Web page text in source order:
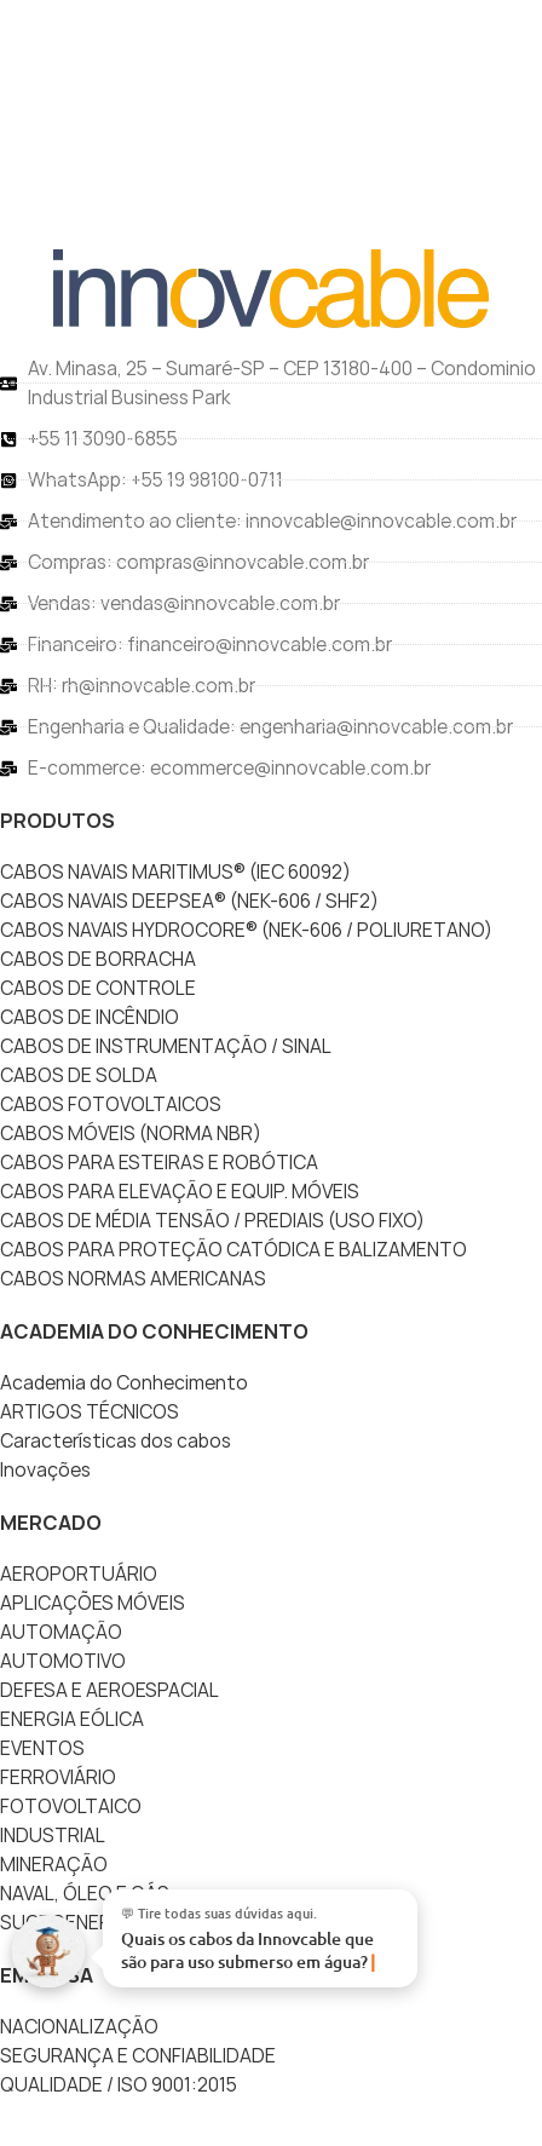
💬 Tire todas suas dúvidas aqui.
Quais os cabos da Innovcable que
são para uso submerso em água?
Av. Minasa, 25 – Sumaré-SP – CEP 13180-400 – Condominio
Industrial Business Park
+55 11 3090-6855
WhatsApp: +55 19 98100-0711
Atendimento ao cliente: innovcable@innovcable.com.br
Compras: compras@innovcable.com.br
Vendas: vendas@innovcable.com.br
Financeiro: financeiro@innovcable.com.br
RH: rh@innovcable.com.br
Engenharia e Qualidade: engenharia@innovcable.com.br
E-commerce: ecommerce@innovcable.com.br
PRODUTOS
CABOS NAVAIS MARITIMUS® (IEC 60092)
CABOS NAVAIS DEEPSEA® (NEK-606 / SHF2)
CABOS NAVAIS HYDROCORE® (NEK-606 / POLIURETANO)
CABOS DE BORRACHA
CABOS DE CONTROLE
CABOS DE INCÊNDIO
CABOS DE INSTRUMENTAÇÃO / SINAL
CABOS DE SOLDA
CABOS FOTOVOLTAICOS
CABOS MÓVEIS (NORMA NBR)
CABOS PARA ESTEIRAS E ROBÓTICA
CABOS PARA ELEVAÇÃO E EQUIP. MÓVEIS
CABOS DE MÉDIA TENSÃO / PREDIAIS (USO FIXO)
CABOS PARA PROTEÇÃO CATÓDICA E BALIZAMENTO
CABOS NORMAS AMERICANAS
ACADEMIA DO CONHECIMENTO
Academia do Conhecimento
ARTIGOS TÉCNICOS
Características dos cabos
Inovações
MERCADO
AEROPORTUÁRIO
APLICAÇÕES MÓVEIS
AUTOMAÇÃO
AUTOMOTIVO
DEFESA E AEROESPACIAL
ENERGIA EÓLICA
EVENTOS
FERROVIÁRIO
FOTOVOLTAICO
INDUSTRIAL
MINERAÇÃO
NAVAL, ÓLEO E GÁS
SUCROENERGÉTICO
EMPRESA
NACIONALIZAÇÃO
SEGURANÇA E CONFIABILIDADE
QUALIDADE / ISO 9001:2015